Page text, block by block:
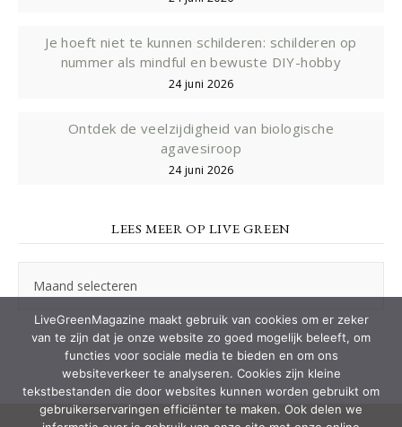
Je hoeft niet te kunnen schilderen: schilderen op
nummer als mindful en bewuste DIY-hobby
24 juni 2026
Ontdek de veelzijdigheid van biologische
agavesiroop
24 juni 2026
LEES MEER OP LIVE GREEN
meer
LiveGreenMagazine maakt gebruik van cookies om er zeker
van te zijn dat je onze website zo goed mogelijk beleeft, om
functies voor sociale media te bieden en om ons
websiteverkeer te analyseren. Cookies zijn kleine
tekstbestanden die door websites kunnen worden gebruikt om
gebruikerservaringen efficiënter te maken. Ook delen we